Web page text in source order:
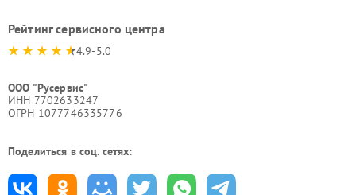
Рейтинг сервисного центра
4.9-5.0
ООО "Русервис"
ИНН 7702633247
ОГРН 1077746335776
Поделиться в соц. сетях: